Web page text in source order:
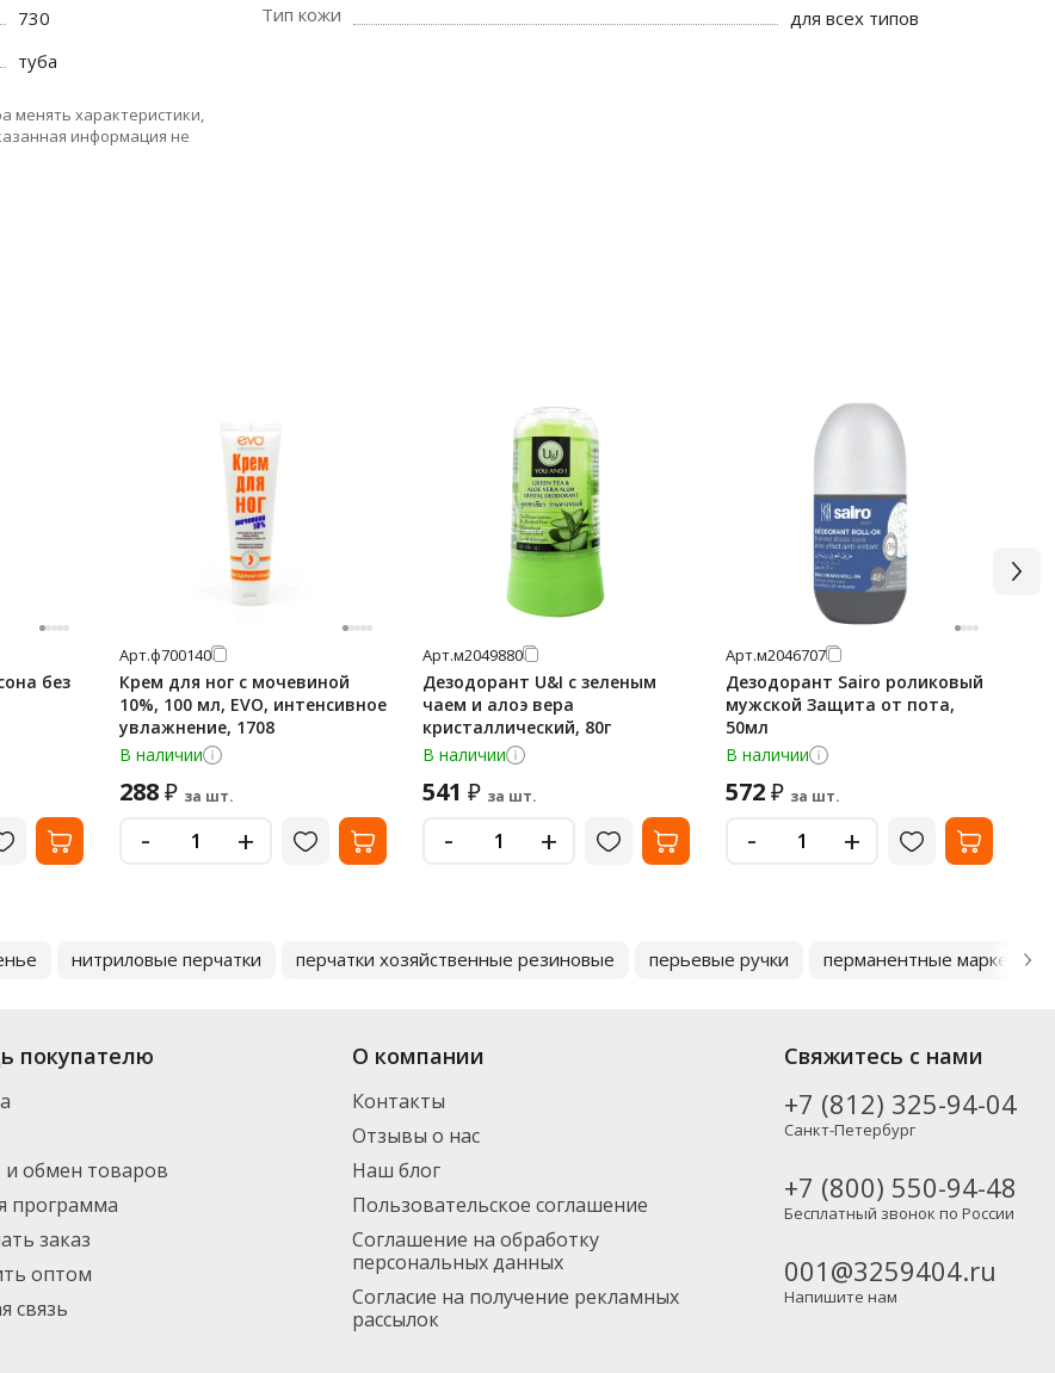
730
туба
Тип кожи
для всех типов
менять характеристики,
информация не
без
Арт.ф700140
Крем для ног с мочевиной
10%, 100 мл, EVO, интенсивное
увлажнение, 1708
В наличии
288₽ за шт.
- +
Арт.м2049880
Дезодорант U&I с зеленым
чаем и алоэ вера
кристаллический, 80г
В наличии
541 ₽ за шт.
- +
Арт.м2046707
Дезодорант Sairo роликовый
мужской Защита от пота,
50мл
В наличии
572₽ за шт.
- +
нитриловые перчатки перчатки хозяйственные резиновые перьевые ручки перманентные маркеры
покупателю
и обмен товаров
программа
заказ
оптом
связь
О компании
Контакты
Отзывы о нас
Наш блог
Пользовательское соглашение
Соглашение на обработку
персональных данных
Согласие на получение рекламных
рассылок
Свяжитесь с нами
+7 (812) 325-94-04
Санкт-Петербург
+7 (800) 550-94-48
Бесплатный звонок по России
001@3259404.ru
Напишите нам